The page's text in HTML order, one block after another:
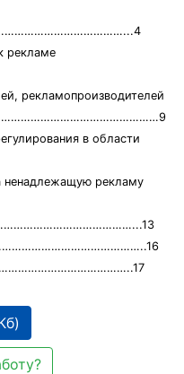
рекламе
рекламопроизводителей
в области
ненадлежащую рекламу